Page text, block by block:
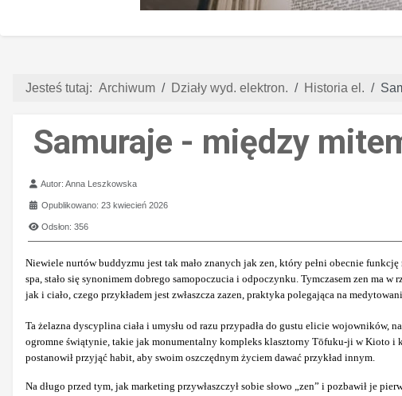
Jesteś tutaj: Archiwum Działy wyd. elektron. Historia el.
Samuraje - między
Szczegóły
Autor:Anna Leszkowska
Opublikowano: 23 kwiecień 2026
Odsłon: 356
Niewiele nurtów buddyzmu jest tak mało znanych jak zen, który pełni obecnie
spa, stało się synonimem dobrego samopoczucia i odpoczynku. Tymczasem zen ma
jak i ciało, czego przykładem jest zwłaszcza zazen, praktyka polegająca na
Ta żelazna dyscyplina ciała i umysłu od razu przypadła do gustu elicie
ogromne świątynie, takie jak monumentalny kompleks klasztorny Tōfuku-ji w Kioto i
postanowił przyjąć habit, aby swoim oszczędnym życiem dawać przykład innym.
Na długo przed tym, jak marketing przywłaszczył sobie słowo „zen” i pozbawił je